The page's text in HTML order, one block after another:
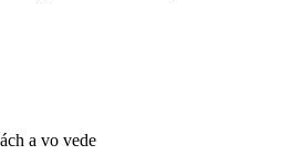
a vo vede